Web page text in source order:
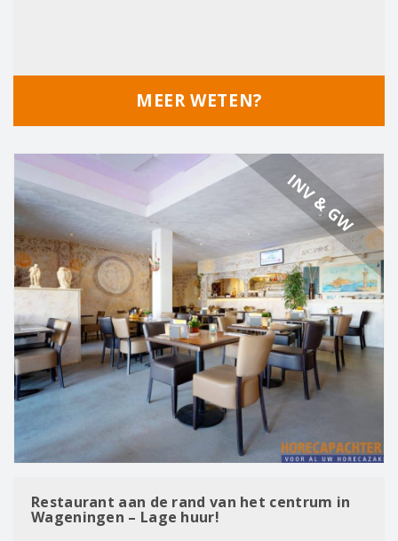
MEER WETEN?
INV & GW
Restaurant aan de rand van het centrum in
Wageningen – Lage huur!